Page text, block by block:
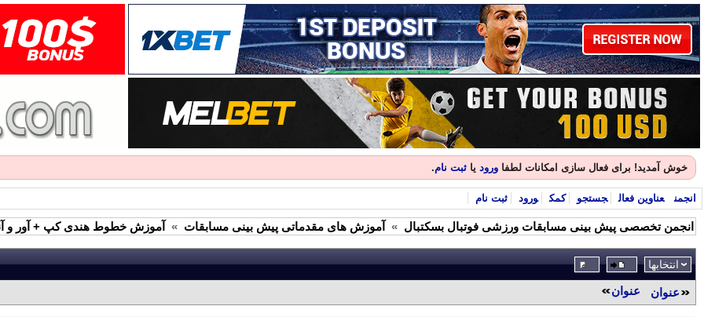
خوش آمدید! برای فعال سازی امکانات لطفا ورود یا ثبت نام.
انجمن عناوین فعال جستجو کمک ورود ثبت نام
انجمن تخصصی پیش بینی مسابقات ورزشی فوتبال بسکتبال » آموزش های مقدماتی پیش بینی مسابقات » آموزش خطوط هندی کپ + آور و
انتخابها
عنوان عنوان